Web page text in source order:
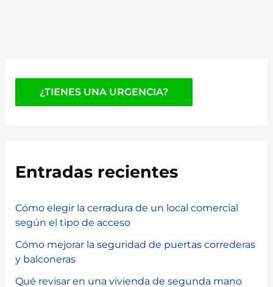
¿TIENES UNA URGENCIA?
Entradas recientes
Cómo elegir la cerradura de un local comercial
según el tipo de acceso
Cómo mejorar la seguridad de puertas correderas
y balconeras
Qué revisar en una vivienda de segunda mano